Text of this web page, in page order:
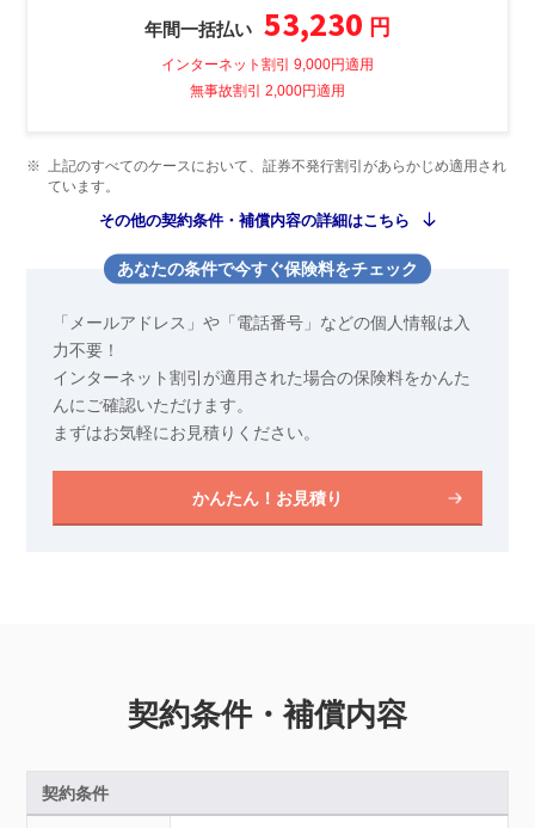
年間一括払い 53,230 円
インターネット割引 9,000円適用
無事故割引 2,000円適用
※
上記のすべてのケースにおいて、証券不発行割引があらかじめ適用され
ています。
その他の契約条件・補償内容の詳細はこちら
あなたの条件で今すぐ保険料をチェック
「メールアドレス」や「電話番号」などの個人情報は入
力不要！
インターネット割引が適用された場合の保険料をかんた
んにご確認いただけます。
まずはお気軽にお見積りください。
かんたん！お見積り
契約条件・補償内容
契約条件